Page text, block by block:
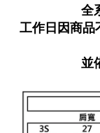
全
工作日因商品
並